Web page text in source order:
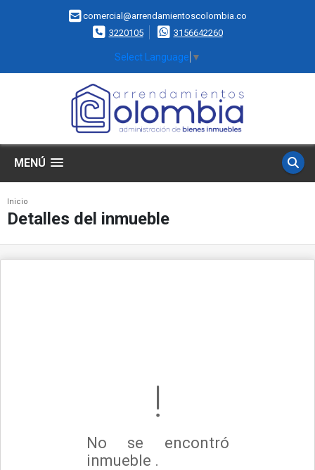
comercial@arrendamientoscolombia.co
3220105
3156642260
Select Language ▼
MENÚ
Inicio
Detalles del inmueble
No se encontró
inmueble .